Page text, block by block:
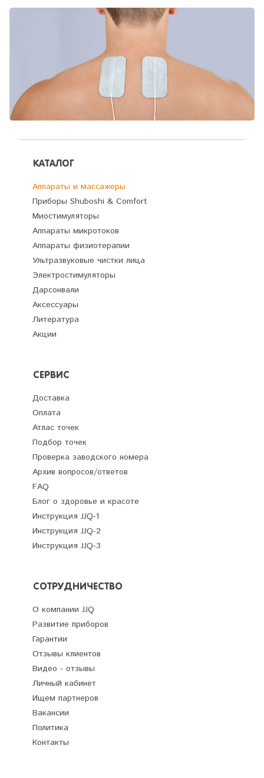
КАТАЛОГ
Аппараты и массажеры
Приборы Shuboshi & Comfort
Миостимуляторы
Аппараты микротоков
Аппараты физиотерапии
Ультразвуковые чистки лица
Электростимуляторы
Дарсонвали
Аксессуары
Литература
Акции
СЕРВИС
Доставка
Оплата
Атлас точек
Подбор точек
Проверка заводского номера
Архив вопросов/ответов
FAQ
Блог о здоровье и красоте
Инструкция JJQ-1
Инструкция JJQ-2
Инструкция JJQ-3
СОТРУДНИЧЕСТВО
О компании JJQ
Развитие приборов
Гарантии
Отзывы клиентов
Видео - отзывы
Личный кабинет
Ищем партнеров
Вакансии
Политика
Контакты